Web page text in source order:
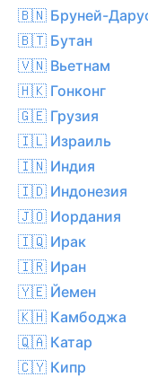
🇧🇳 Бруней-
🇧🇹 Бутан
🇻🇳 Вьетнам
🇭🇰 Гонконг
🇬🇪 Грузия
🇮🇱 Израиль
🇮🇳 Индия
🇮🇩 Индонезия
🇯🇴 Иордания
🇮🇶 Ирак
🇮🇷 Иран
🇾🇪 Йемен
🇰🇭 Камбоджа
🇶🇦 Катар
🇨🇾 Кипр